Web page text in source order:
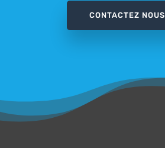
CONTACTEZ NOUS